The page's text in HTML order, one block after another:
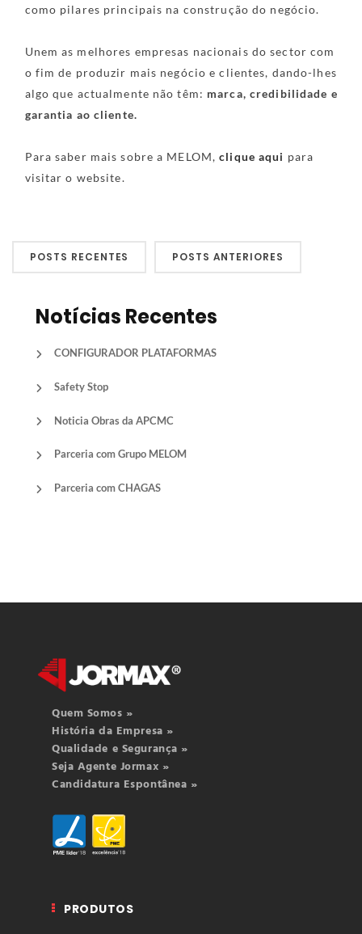
como pilares principais na construção do negócio.
Unem as melhores empresas nacionais do sector com
o fim de produzir mais negócio e clientes, dando-lhes
algo que actualmente não têm: marca, credibilidade e
garantia ao cliente.
Para saber mais sobre a MELOM,clique aqui para
visitar o website.
POSTS RECENTES POSTS ANTERIORES
Notícias Recentes
CONFIGURADOR PLATAFORMAS
Safety Stop
Noticia Obras da APCMC
Parceria com Grupo MELOM
Parceria com CHAGAS
Quem Somos »
História da Empresa »
Qualidade e Segurança »
Seja Agente Jormax »
Candidatura Espontânea »
PRODUTOS